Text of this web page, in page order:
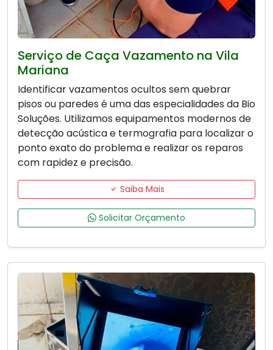
Serviço de Caça Vazamento na Vila
Mariana
Identificar vazamentos ocultos sem quebrar
pisos ou paredes é uma das especialidades da Bio
Soluções. Utilizamos equipamentos modernos de
detecção acústica e termografia para localizar o
ponto exato do problema e realizar os reparos
com rapidez e precisão.
Saiba Mais
Solicitar Orçamento